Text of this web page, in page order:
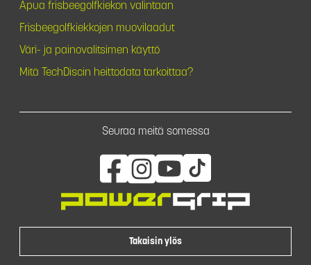
Apua frisbeegolfkiekon valintaan
Frisbeegolfkiekkojen muovilaadut
Väri- ja painovalitsimen käyttö
Mitä TechDiscin heittodata tarkoittaa?
Seuraa meitä somessa
Takaisin ylös